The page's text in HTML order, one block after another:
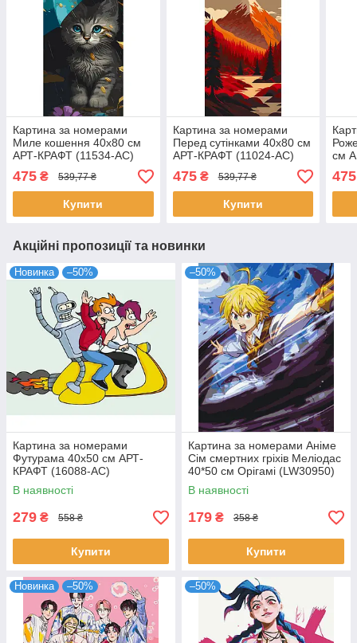
Картина за номерами
Миле кошення 40х80 см
АРТ-КРАФТ (11534-AC)
475 ₴ 539,77 ₴
Купити
Картина за номерами
Перед сутінками 40х80 см
АРТ-КРАФТ (11024-AC)
475₴ 539,77 ₴
Купити
см
475
Акційні пропозиції та новинки
Новинка –50%
Картина за номерами
Футурама 40х50 см АРТ-
КРАФТ (16088-AC)
В наявності
279 ₴ 558 ₴
Купити
–50%
Картина за номерами Аніме
Сім смертних гріхів Меліодас
40*50 см Орігамі (LW30950)
В наявності
179 ₴ 358 ₴
Купити
Новинка –50% –50%